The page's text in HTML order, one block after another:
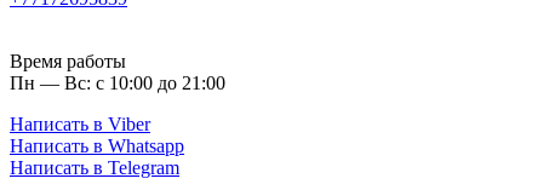
Время работы
Пн — Вс: с 10:00 до 21:00
Написать в Viber
Написать в Whatsapp
Написать в Telegram